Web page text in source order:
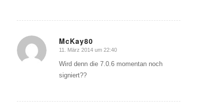
McKay80
sagte:
11. März 2014 um 22:40
Wird denn die 7.0.6 momentan noch
signiert??